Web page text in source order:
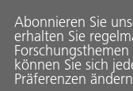
Abonnieren Sie
erhalten Sie
können Sie sich
Präferenzen